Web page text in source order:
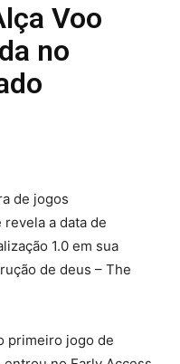
Voo
no
de jogos
a data de
1.0 em sua
de deus – The
primeiro jogo de